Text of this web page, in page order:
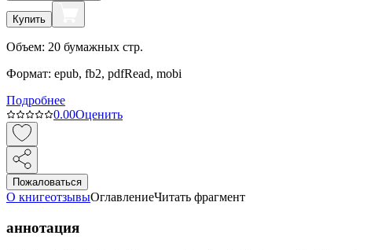
Купить
Объем: 20 бумажных стр.
Формат: epub, fb2, pdfRead, mobi
Подробнее
0.00Оценить
Пожаловаться
О книгеотзывыОглавлениеЧитать фрагмент
аннотация